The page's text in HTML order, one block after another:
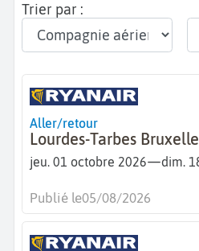
Trier par :
Aller/retour
Lourdes-Tarbes
jeu. 01 octobre 2026—dim.
Publié le05/08/2026